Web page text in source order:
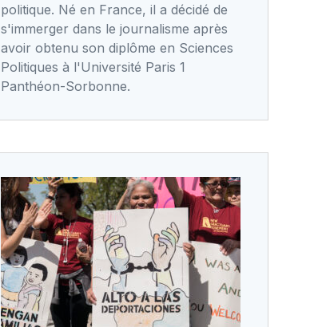
politique. Né en France, il a décidé de
s'immerger dans le journalisme après
avoir obtenu son diplôme en Sciences
Politiques à l'Université Paris 1
Panthéon-Sorbonne.